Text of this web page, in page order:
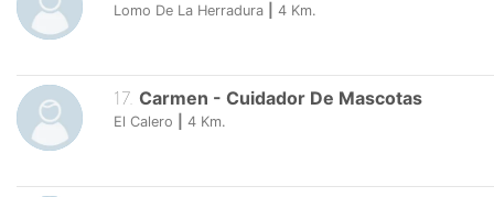
Lomo De La Herradura 4 Km.
17. Carmen - Cuidador De Mascotas
El Calero 4 Km.